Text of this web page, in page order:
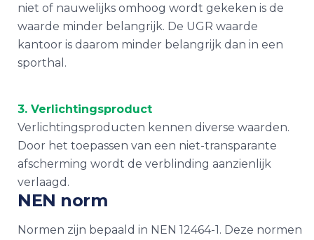
niet of nauwelijks omhoog wordt gekeken is de
waarde minder belangrijk. De UGR waarde
kantoor is daarom minder belangrijk dan in een
sporthal.
3. Verlichtingsproduct
Verlichtingsproducten kennen diverse waarden.
Door het toepassen van een niet-transparante
afscherming wordt de verblinding aanzienlijk
verlaagd.
NEN norm
Normen zijn bepaald in NEN 12464-1. Deze normen